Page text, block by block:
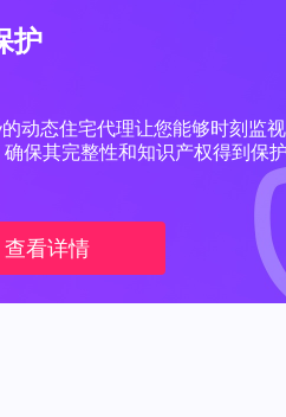
护
的动态住宅代理让您能够时刻监
保其完整性和知识产权得到保护
查看详情